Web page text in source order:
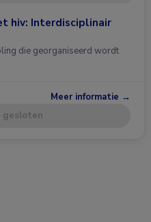
hiv: Interdisciplinair
die georganiseerd wordt
Meer informatie →
gesloten